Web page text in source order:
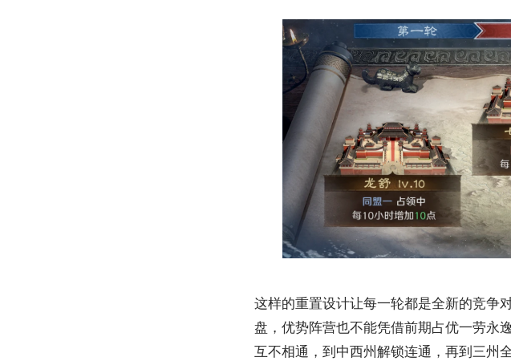
这样的重置设计让每一轮都是全新的竞争
盘，优势阵营也不能凭借前期占优一劳永
互不相通，到中西州解锁连通，再到三州